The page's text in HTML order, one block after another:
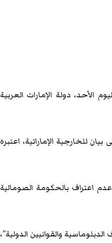
الأحد، دولة الإمارات العربية
للخارجية الإماراتية، اعتبره
اعتراف بالحكومة الصومالية
والقوانيين الدولية”،